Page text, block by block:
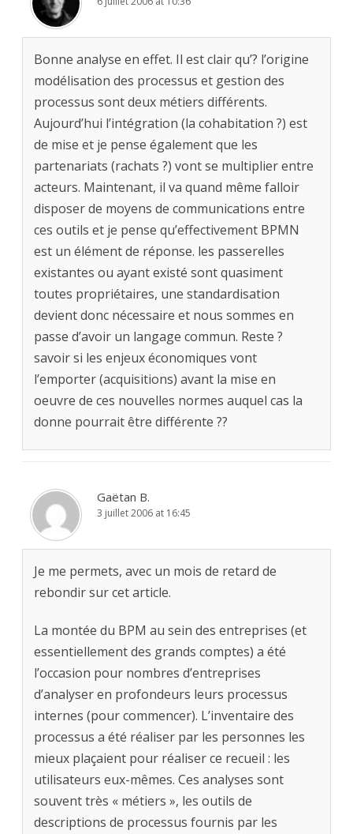
Bonne analyse en effet. Il est clair qu’? l’origine
modélisation des processus et gestion des
processus sont deux métiers différents.
Aujourd’hui l’intégration (la cohabitation ?) est
de mise et je pense également que les
partenariats (rachats ?) vont se multiplier entre
acteurs. Maintenant, il va quand même falloir
disposer de moyens de communications entre
ces outils et je pense qu’effectivement BPMN
est un élément de réponse. les passerelles
existantes ou ayant existé sont quasiment
toutes propriétaires, une standardisation
devient donc nécessaire et nous sommes en
passe d’avoir un langage commun. Reste ?
savoir si les enjeux économiques vont
l’emporter (acquisitions) avant la mise en
oeuvre de ces nouvelles normes auquel cas la
donne pourrait être différente ??
Gaëtan B.
3 juillet 2006 at 16:45
Je me permets, avec un mois de retard de
rebondir sur cet article.
La montée du BPM au sein des entreprises (et
essentiellement des grands comptes) a été
l’occasion pour nombres d’entreprises
d’analyser en profondeurs leurs processus
internes (pour commencer). L’inventaire des
processus a été réaliser par les personnes les
mieux plaçaient pour réaliser ce recueil : les
utilisateurs eux-mêmes. Ces analyses sont
souvent très « métiers », les outils de
descriptions de processus fournis par les